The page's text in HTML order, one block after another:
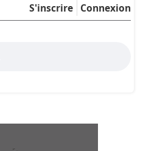
Connexion
S'inscrire